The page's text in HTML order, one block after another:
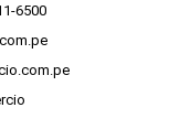
6500